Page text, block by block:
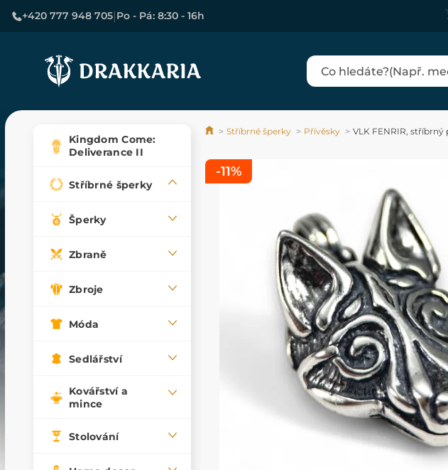
+420 777 948 705|Po - Pá: 8:30 - 16h
Kingdom Come:
Deliverance II
Stříbrné šperky
Šperky
Zbraně
Zbroje
Móda
Sedlářství
Kovářství a
mince
Stolování
Stříbrné šperky Přívěsky VLK FENRIR, stříbrný
-11%